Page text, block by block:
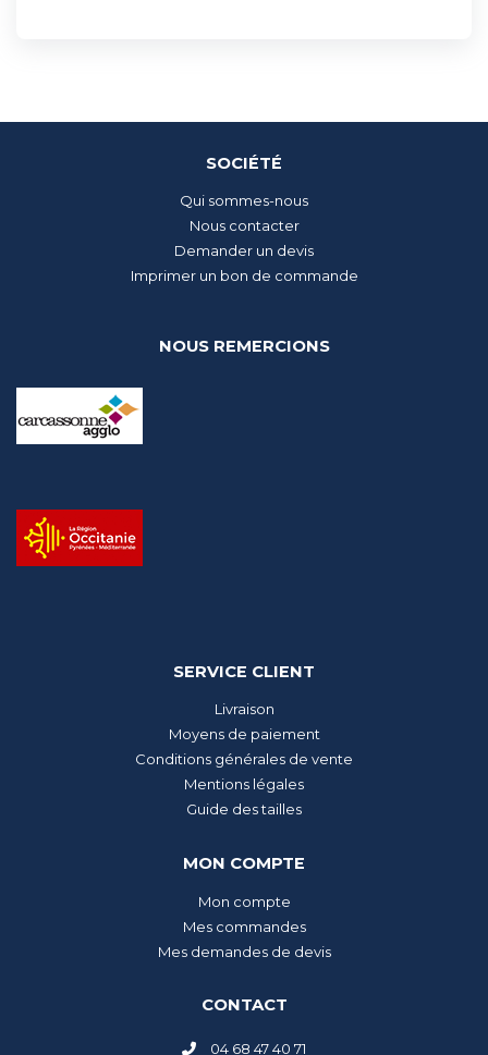
SOCIÉTÉ
Qui sommes-nous
Nous contacter
Demander un devis
Imprimer un bon de commande
NOUS REMERCIONS
SERVICE CLIENT
Livraison
Moyens de paiement
Conditions générales de vente
Mentions légales
Guide des tailles
MON COMPTE
Mon compte
Mes commandes
Mes demandes de devis
CONTACT
04 68 47 40 71